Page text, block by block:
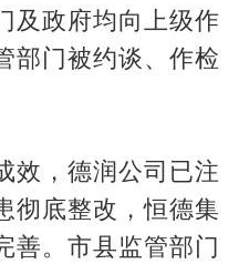
及政府均向上级作
部门被约谈、作检
效，德润公司已注
彻底整改，恒德集
善。市县监管部门